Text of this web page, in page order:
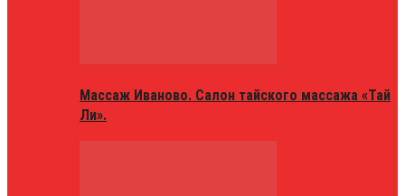
Массаж Иваново. Салон тайского массажа «Тай
Ли».